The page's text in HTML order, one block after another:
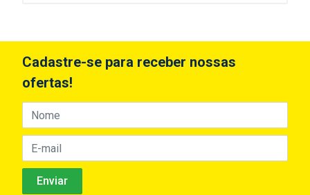
Cadastre-se para receber nossas
ofertas!